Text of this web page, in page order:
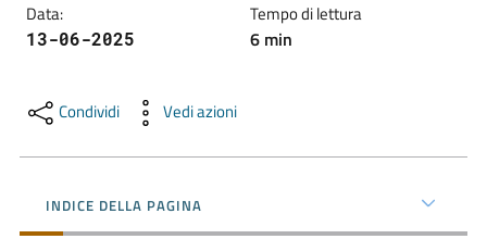
Tutelare
il
L'Impresa
Data:
13-06-2025
Tempo di lettura
6 min
Condividi Vedi azioni
INDICE DELLA PAGINA